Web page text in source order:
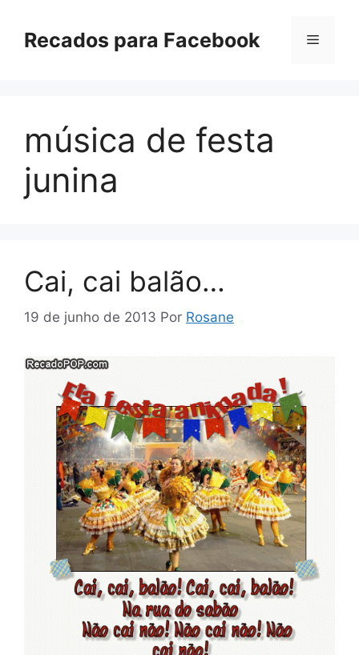
paraRecados para Facebook Menu
música de festa
junina
Cai, cai balão…
19 de junho de 2013 Por Rosane